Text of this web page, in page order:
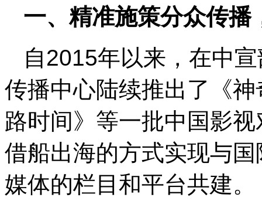
一、精准施策分众传播
自2015年以来，在中
传播中心陆续推出了《
路时间》等一批中国影
借船出海的方式实现与
媒体的栏目和平台共建。